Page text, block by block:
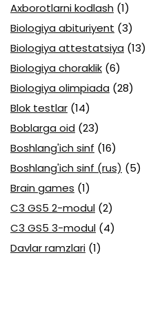
Axborotlarni kodlash (1)
Biologiya abituriyent (3)
Biologiya attestatsiya (13)
Biologiya choraklik (6)
Biologiya olimpiada (28)
Blok testlar (14)
Boblarga oid (23)
Boshlang'ich sinf (16)
Boshlang'ich sinf (rus) (5)
Brain games (1)
C3 GS5 2-modul (2)
C3 GS5 3-modul (4)
Davlar ramzlari (1)